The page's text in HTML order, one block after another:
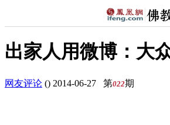
出家人用微博：大
网友评论 () 2014-06-27 第022期